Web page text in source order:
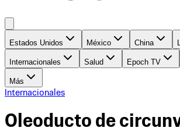
Estados Unidos México China
Internacionales Salud Epoch TV
Más
Internacionales
Oleoducto de